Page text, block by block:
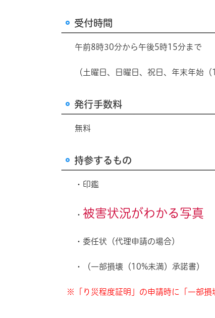
受付時間
午前8時30分から午後5時15分まで
（土曜日、日曜日、祝日、年末年始（
発行手数料
無料
持参するもの
・印鑑
・ 被害状況がわかる写真
・委任状（代理申請の場合）
・（一部損壊（10%未満）承諾書）
※「り災程度証明」の申請時に「一部損